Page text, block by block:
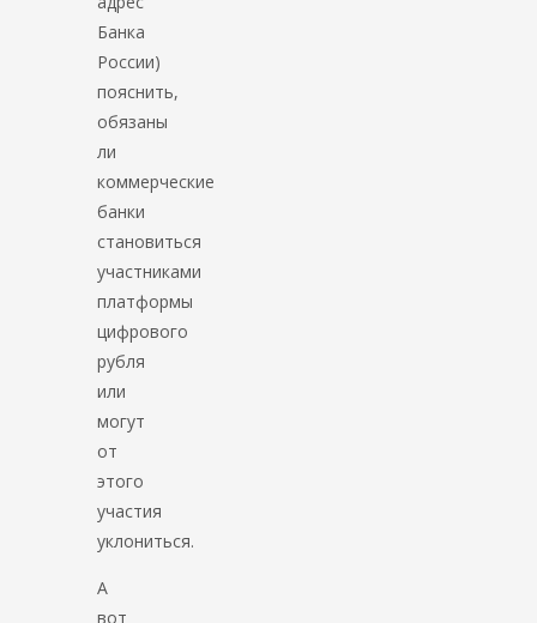
Банка
России)
пояснить,
обязаны
ли
коммерческие
банки
становиться
участниками
платформы
цифрового
рубля
или
могут
от
этого
участия
уклониться.
А
вот